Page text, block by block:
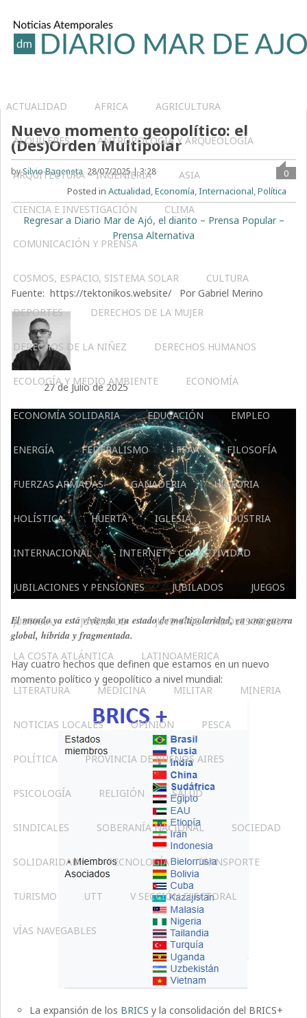
ACTUALIDAD AFRICA AGRICULTURA
ALQUILERES ANTROPOLOGÍA Y ARQUEOLOGÍA
ARQUITECTURA – INGENIERIA ASIA
CIENCIA E INVESTIGACIÓN CLIMA
COMUNICACIÓN Y PRENSA
COSMOS, ESPACIO, SISTEMA SOLAR CULTURA
DEPORTES DERECHOS DE LA MUJER
DERECHOS DE LA NIÑEZ DERECHOS HUMANOS
ECOLOGÍA Y MEDIO AMBIENTE ECONOMÍA
ECONOMÍA SOLIDARIA EDUCACIÓN EMPLEO
ENERGÍA FEDERALISMO FFAA FILOSOFÍA
FUERZAS ARMADAS GANADERIA HISTORIA
HOLÍSTICA HUERTA IGLESIA INDUSTRIA
INTERNACIONAL INTERNET – CONECTIVIDAD
JUBILACIONES Y PENSIONES JUBILADOS JUEGOS
JUSTICIA JUVENTUD JUVENTUD Y ADOLESCENCIA
LA COSTA ATLÁNTICA LATINOAMERICA
LITERATURA MEDICINA MILITAR MINERIA
NOTICIAS LOCALES OPINIÓN PESCA
POLÍTICA PROVINCIA DE BUENOS AIRES
PSICOLOGÍA RELIGIÓN SALUD
SINDICALES SOBERANÍA NACIONAL SOCIEDAD
SOLIDARIDAD TECNOLOGÍA TRANSPORTE
TURISMO UTT V SECCIÓN ELECTORAL
VÍAS NAVEGABLES
Nuevo momento geopolítico: el
(Des)Orden Multipolar
bySilvio Bageneta 28/07/2025 | 3:28
0
Posted in Actualidad,Economía,Internacional,Política
Regresar a Diario Mar de Ajó, el diarito – Prensa Popular –
Prensa Alternativa
Fuente: https://tektonikos.website/ Por Gabriel Merino
27 de Julio de 2025
El mundo ya está viviendo un estado de multipolaridad, en una guerra
global, híbrida y fragmentada.
Hay cuatro hechos que definen que estamos en un nuevo
momento político y geopolítico a nivel mundial:
La expansión de los BRICS y la consolidación del BRICS+